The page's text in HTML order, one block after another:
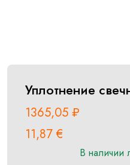
Уплотнение
1365,05 ₽
11,87€
В наличии